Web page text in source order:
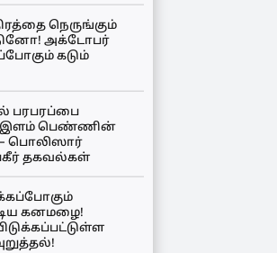
நெருங்கும்
அக்டோபர்
கடும்
பரபரப்பை
இளம் பெண்ணின்
பொலிஸார்
தகவல்கள்
கனமழை!